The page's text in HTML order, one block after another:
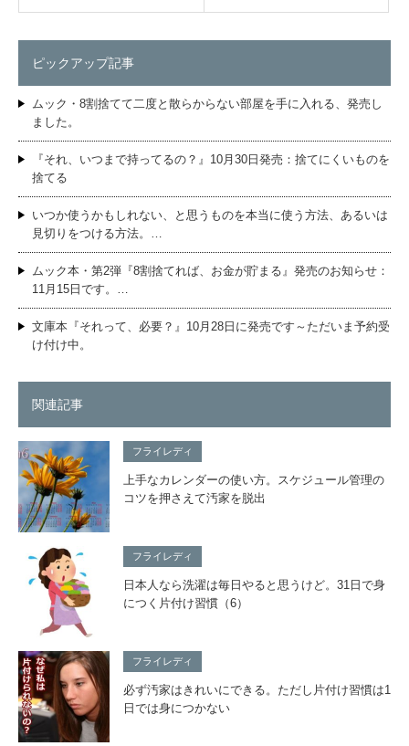
ピックアップ記事
ムック・8割捨てて二度と散らからない部屋を手に入れる、発売し
ました。
『それ、いつまで持ってるの？』10月30日発売：捨てにくいものを
捨てる
いつか使うかもしれない、と思うものを本当に使う方法、あるいは
見切りをつける方法。…
ムック本・第2弾『8割捨てれば、お金が貯まる』発売のお知らせ：
11月15日です。…
文庫本『それって、必要？』10月28日に発売です～ただいま予約受
け付け中。
関連記事
フライレディ
上手なカレンダーの使い方。スケジュール管理の
コツを押さえて汚家を脱出
フライレディ
日本人なら洗濯は毎日やると思うけど。31日で身
につく片付け習慣（6）
フライレディ
必ず汚家はきれいにできる。ただし片付け習慣は1
日では身につかない